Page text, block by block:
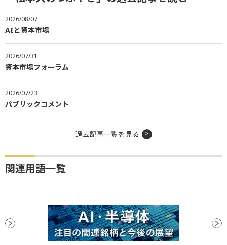
2026/08/07
AIと資本市場
2026/07/31
資本市場フォーラム
2026/07/23
パブリックコメント
過去記事一覧を見る
関連用語一覧